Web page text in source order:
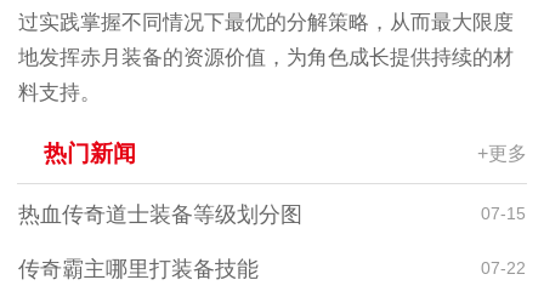
过实践掌握不同情况下最优的分解策略，从而最大限度
地发挥赤月装备的资源价值，为角色成长提供持续的材
料支持。
热门新闻 +更多
热血传奇道士装备等级划分图 07-15
传奇霸主哪里打装备技能 07-22